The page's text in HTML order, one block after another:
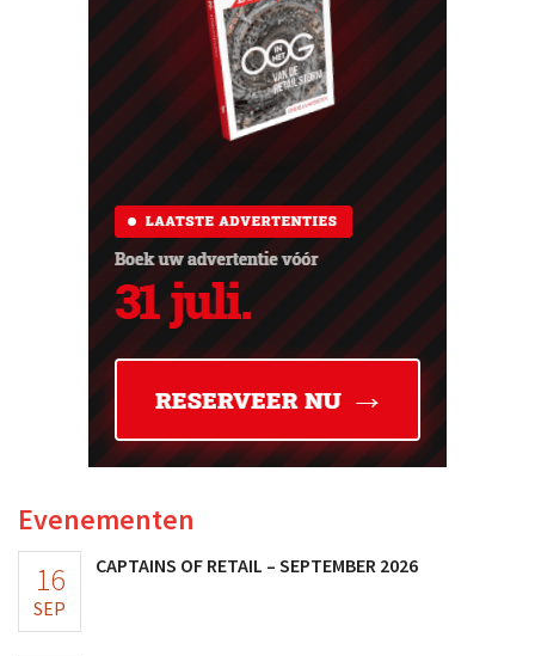
Evenementen
16
SEP
CAPTAINS OF RETAIL – SEPTEMBER 2026